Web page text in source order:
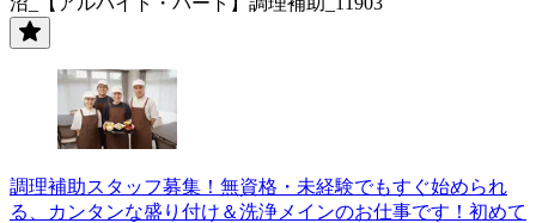
調理補助スタッフ募集！無資格・未経験でもすぐ始められ
る、カンタンな盛り付け＆洗浄メインのお仕事です！初めて